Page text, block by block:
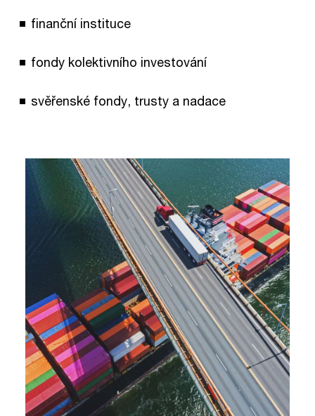
finanční instituce
fondy kolektivního investování
svěřenské fondy, trusty a nadace